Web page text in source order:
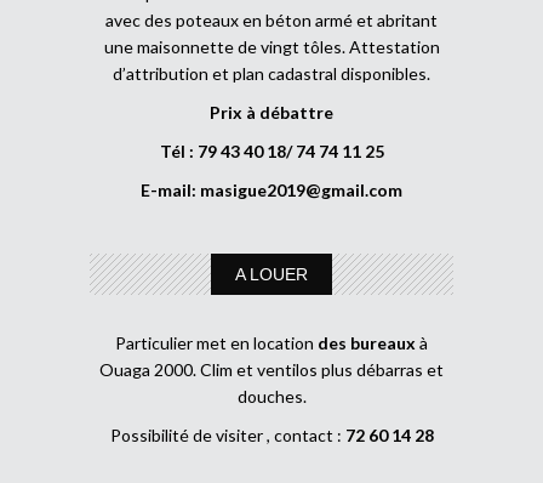
avec des poteaux en béton armé et abritant
une maisonnette de vingt tôles. Attestation
d’attribution et plan cadastral disponibles.
Prix à débattre
Tél : 79 43 40 18/ 74 74 11 25
E-mail: masigue2019@gmail.com
A LOUER
Particulier met en location des bureaux à
Ouaga 2000. Clim et ventilos plus débarras et
douches.
Possibilité de visiter , contact : 72 60 14 28